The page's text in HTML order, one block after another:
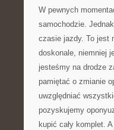
W pewnych
samochodzie.
czasie jazdy. To jest
doskonale, niemniej
jesteśmy na drodze
pamiętać o zmianie
uwzględniać
pozyskujemy
kupić cały komplet.